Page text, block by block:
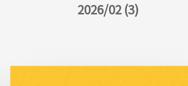
2026/02 (3)